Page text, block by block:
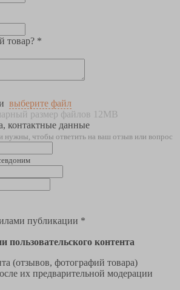
товар? *
выберите файл
размер файлов 12MB
контактные данные
нужны, чтобы ответить на ваш отзыв или вопрос
публикации *
пользовательского контента
(отзывов, фотографий товара)
их предварительной модерации